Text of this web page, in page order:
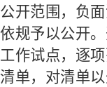
公开范围，负
依规予以公开
工作试点，逐
清单，对清单